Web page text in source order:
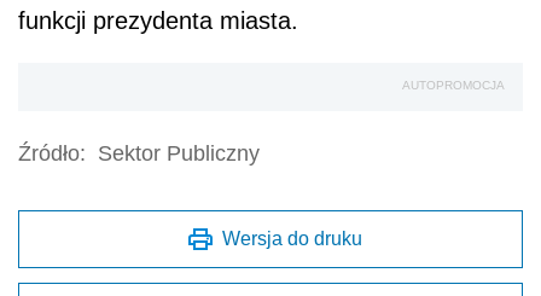
funkcji prezydenta miasta.
AUTOPROMOCJA
Źródło: Sektor Publiczny
Wersja do druku